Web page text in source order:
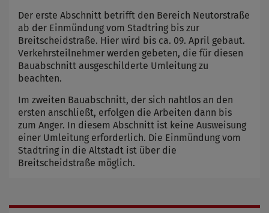
Der erste Abschnitt betrifft den Bereich Neutorstraße
ab der Einmündung vom Stadtring bis zur
Breitscheidstraße. Hier wird bis ca. 09. April gebaut.
Verkehrsteilnehmer werden gebeten, die für diesen
Bauabschnitt ausgeschilderte Umleitung zu
beachten.
Im zweiten Bauabschnitt, der sich nahtlos an den
ersten anschließt, erfolgen die Arbeiten dann bis
zum Anger. In diesem Abschnitt ist keine Ausweisung
einer Umleitung erforderlich. Die Einmündung vom
Stadtring in die Altstadt ist über die
Breitscheidstraße möglich.